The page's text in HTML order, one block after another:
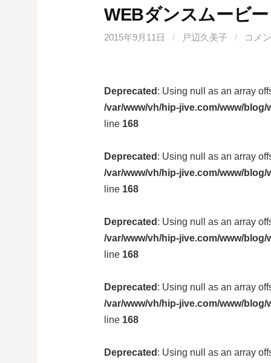
WEBダンスムービー
2015年9月11日 / 戸辺久美子 / コメ
Deprecated : Using null as an array
/var/www/vh/hip-jive.com/www/
line 168
Deprecated : Using null as an array
/var/www/vh/hip-jive.com/www/
line 168
Deprecated : Using null as an array
/var/www/vh/hip-jive.com/www/
line 168
Deprecated : Using null as an array
/var/www/vh/hip-jive.com/www/
line 168
Deprecated : Using null as an array